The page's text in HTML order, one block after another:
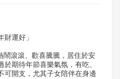
運好」
滾滾、歡喜騰騰，居住於安
期待年節喜樂氣氛，有吃、
可開支，尤其子女陪伴在身邊